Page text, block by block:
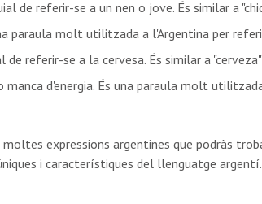
de referir-se a un nen o jove. És similar a
paraula molt utilitzada a l'Argentina per
de referir-se a la cervesa. És similar a
d'energia. És una paraula molt
expressions argentines que podràs
i característiques del llenguatge argentí.